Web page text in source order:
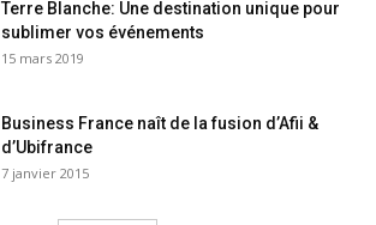
Terre Blanche: Une destination unique pour
sublimer vos événements
15 mars 2019
Business France naît de la fusion d’Afii &
d’Ubifrance
7 janvier 2015